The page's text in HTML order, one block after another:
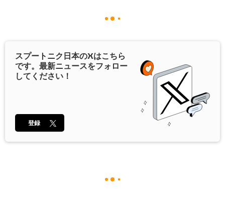
スプートニク日本のXはこちら
です。最新ニュースをフォロー
してください！
登録